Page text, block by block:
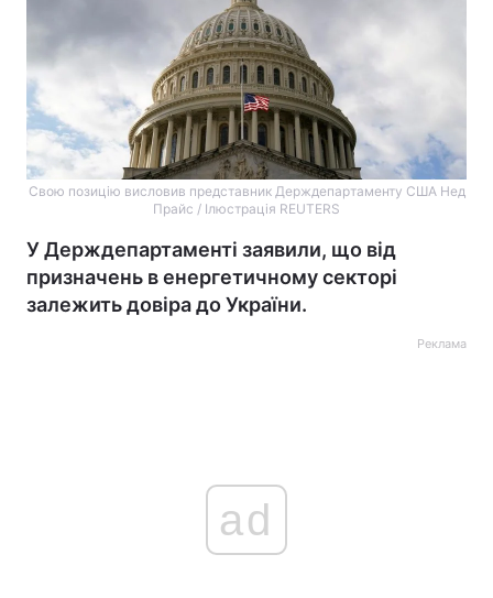
Свою позицію висловив представник Держдепартаменту США Нед
Прайс / Ілюстрація REUTERS
У Держдепартаменті заявили, що від
призначень в енергетичному секторі
залежить довіра до України.
Реклама
ad